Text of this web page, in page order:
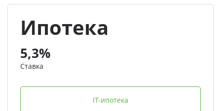
Ипотека
5,3%
Ставка
IT-ипотека